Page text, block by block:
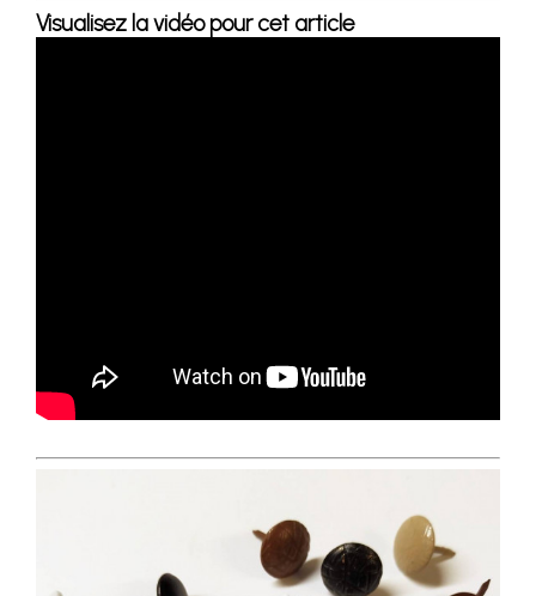
Visualisez la vidéo pour cet article